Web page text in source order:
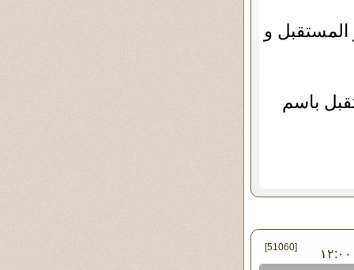
و
باسم
في الجمعة ١٠ - سبتمبر - ٢٠١٠ ١٢:٠٠ [51060]